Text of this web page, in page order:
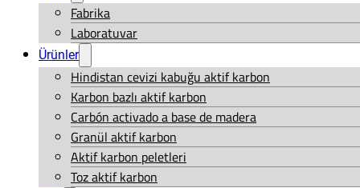
Fabrika
Laboratuvar
Ürünler
Hindistan cevizi kabuğu aktif karbon
Karbon bazlı aktif karbon
Carbón activado a base de madera
Granül aktif karbon
Aktif karbon peletleri
Toz aktif karbon